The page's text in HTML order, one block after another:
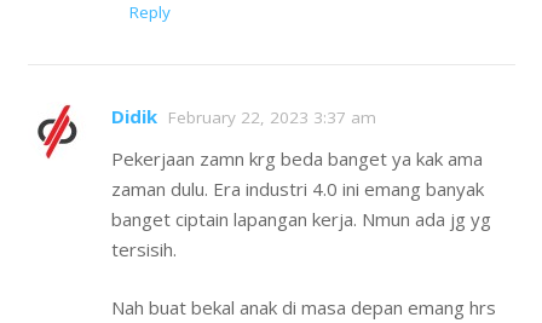
Reply
Didik February 22, 2023 3:37 am
Pekerjaan zamn krg beda banget ya kak ama
zaman dulu. Era industri 4.0 ini emang banyak
banget ciptain lapangan kerja. Nmun ada jg yg
tersisih.
Nah buat bekal anak di masa depan emang hrs